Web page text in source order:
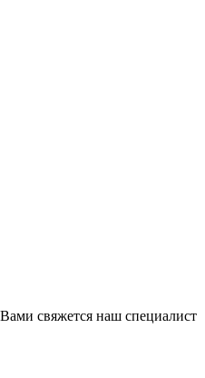
свяжется наш специалист